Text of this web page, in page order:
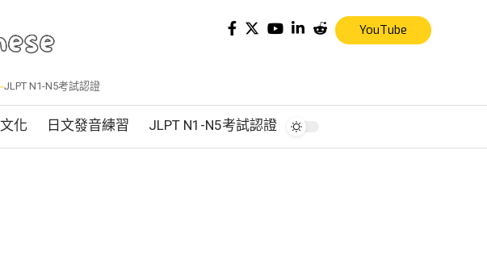
JLPT N1-N5考試認證
YouTube
化 日文發音練習 JLPT N1-N5考試認證